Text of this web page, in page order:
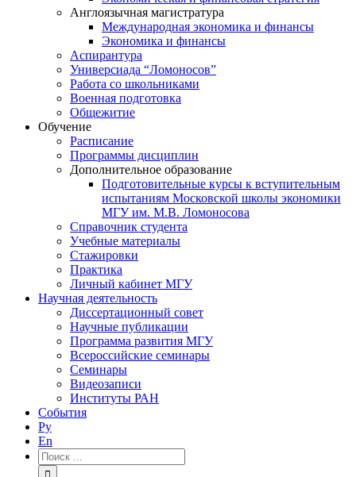
Англоязычная магистратура
Международная экономика и финансы
Экономика и финансы
Аспирантура
Универсиада “Ломоносов”
Работа со школьниками
Военная подготовка
Общежитие
Обучение
Расписание
Программы дисциплин
Дополнительное образование
Подготовительные курсы к вступительным
испытаниям Московской школы экономики
МГУ им. М.В. Ломоносова
Справочник студента
Учебные материалы
Стажировки
Практика
Личный кабинет МГУ
Научная деятельность
Диссертационный совет
Научные публикации
Программа развития МГУ
Всероссийские семинары
Семинары
Видеозаписи
Институты РАН
События
Ру
En
Результат
поиска: